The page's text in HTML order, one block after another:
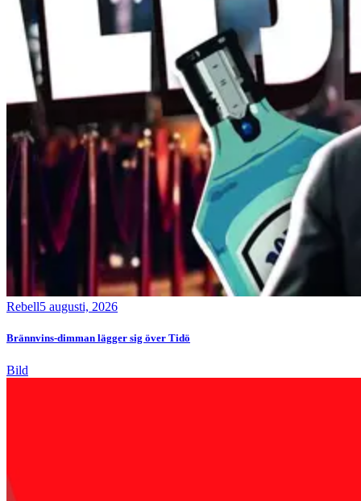
Rebell5 augusti, 2026
Brännvins-dimman lägger sig över Tidö
Bild